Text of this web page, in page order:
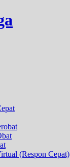
(Respon Cepat)